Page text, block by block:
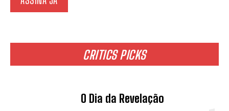
CRITICS PICKS
O Dia da Revelação